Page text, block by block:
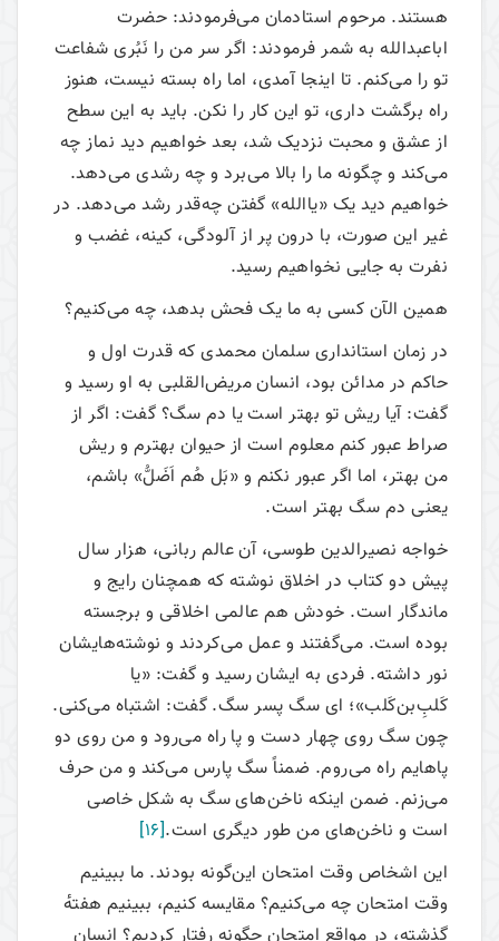
هستند. مرحوم استادمان می‌فرمودند: حضرت
اباعبدالله به شمر فرمودند: اگر سر من را نَبُری شفاعت
تو را می‌کنم. تا اینجا آمدی، اما راه بسته نیست، هنوز
راه برگشت داری، تو این کار را نکن. باید به این سطح
از عشق و محبت نزدیک شد، بعد خواهیم دید نماز چه
می‌کند و چگونه ما را بالا می‌برد و چه رشدی می‌دهد.
خواهیم دید یک «یاالله» گفتن‌ چه‌قدر رشد می‌دهد. در
غیر این صورت، با درون پر از آلودگی، کینه، غضب و
نفرت به جایی نخواهیم رسید.
همین الآن کسی به ما یک فحش بدهد، چه می‌کنیم؟
در زمان استانداری‌ سلمان محمدی که قدرت اول و
حاکم در مدائن بود، انسان مریض‌القلبی به او رسید و
گفت: آیا ریش تو بهتر است یا دم سگ؟ گفت: اگر از
صراط عبور کنم معلوم است از حیوان بهترم و ریش
من بهتر، اما اگر عبور نکنم و «بَل هُم اَضَلُّ» باشم،
یعنی دم سگ بهتر است.
خواجه نصیرالدین طوسی، آن عالم ربانی، هزار سال
پیش دو کتاب در اخلاق نوشته که همچنان رایج و
ماندگار است. خودش هم عالمی اخلاقی و برجسته
بوده است. می‌گفتند و عمل می‌کردند و نوشته‌هایشان
نور داشته. فردی به ایشان رسید و گفت: «یا
کَلبِ‌بن‌کَلب»؛ ای سگ پسر سگ. گفت: اشتباه می‌کنی.
چون سگ روی چهار دست و پا راه می‌رود و من روی دو
پاهایم راه می‌روم. ضمناً سگ پارس می‌کند و من حرف
می‌زنم. ضمن اینکه ناخن‌های سگ به شکل خاصی
است و ناخن‌های من طور دیگری است.[16]
این اشخاص وقت امتحان این‌گونه بودند. ما ببینیم
وقت‌ امتحان چه می‌کنیم؟ مقایسه کنیم، ببینیم هفتهٔ